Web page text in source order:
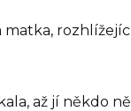
matka,
až jí někdo